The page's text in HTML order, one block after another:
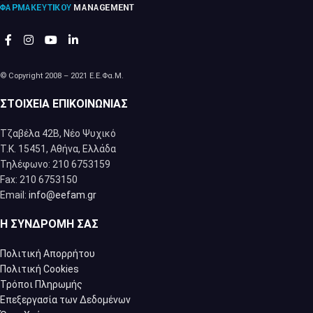
© Copyright 2008 – 2021 Ε.Ε.Φα.Μ.
ΣΤΟΙΧΕΊΑ ΕΠΙΚΟΙΝΩΝΊΑΣ
Τζαβέλα 42Β, Νέο Ψυχικό
Τ.Κ. 15451, Αθήνα, Eλλάδα
Τηλέφωνο: 210 6753159
Fax: 210 6753150
Email: info@eefam.gr
Η ΣΥΝΔΡΟΜΉ ΣΑΣ
Πολιτική Απορρήτου
Πολιτική Cookies
Τρόποι Πληρωμής
Επεξεργασία των Δεδομένων